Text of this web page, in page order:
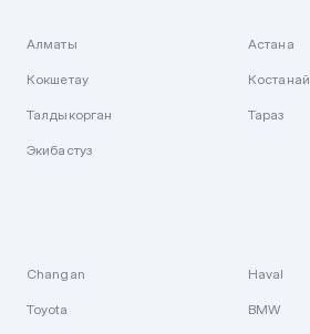
Алматы Астана
Кокшетау Костанай
Талдыкорган Тараз
Экибастуз
Changan Haval
Toyota BMW